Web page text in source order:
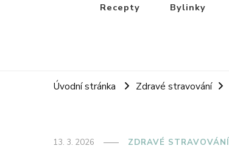
Recepty Bylinky
Úvodní stránka Zdravé stravování
13. 3. 2026 ZDRAVÉ STRAVOVÁNÍ